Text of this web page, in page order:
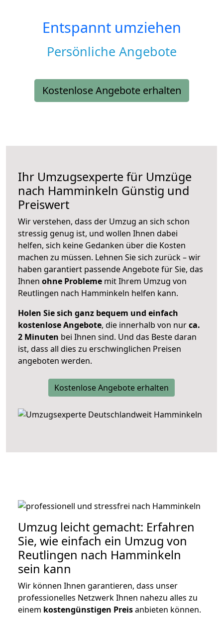
Entspannt umziehen
Persönliche Angebote
Kostenlose Angebote erhalten
Ihr Umzugsexperte für Umzüge
nach Hamminkeln Günstig und
Preiswert
Wir verstehen, dass der Umzug an sich schon
stressig genug ist, und wollen Ihnen dabei
helfen, sich keine Gedanken über die Kosten
machen zu müssen. Lehnen Sie sich zurück – wir
haben garantiert passende Angebote für Sie, das
Ihnen ohne Probleme mit Ihrem Umzug von
Reutlingen nach Hamminkeln helfen kann.
Holen Sie sich ganz bequem und einfach
kostenlose Angebote, die innerhalb von nurca.
2 Minuten bei Ihnen sind. Und das Beste daran
ist, dass all dies zu erschwinglichen Preisen
angeboten werden.
Kostenlose Angebote erhalten
Umzug leicht gemacht: Erfahren
Sie, wie einfach ein Umzug von
Reutlingen nach Hamminkeln
sein kann
Wir können Ihnen garantieren, dass unser
professionelles Netzwerk Ihnen nahezu alles zu
einem kostengünstigen Preisanbieten können.